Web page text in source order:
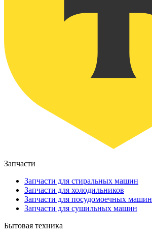
Запчасти
Запчасти для стиральных машин
Запчасти для холодильников
Запчасти для посудомоечных машин
Запчасти для сушильных машин
Бытовая техника